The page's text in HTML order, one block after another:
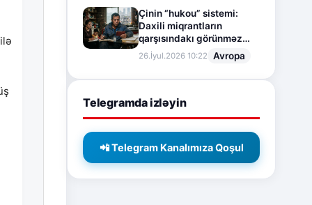
Çinin “hukou” sistemi:
Daxili miqrantların
qarşısındakı görünməz
sədd
26.İyul.2026 10:22 Avropa
Telegramda izləyin
📲 Telegram Kanalımıza Qoşul